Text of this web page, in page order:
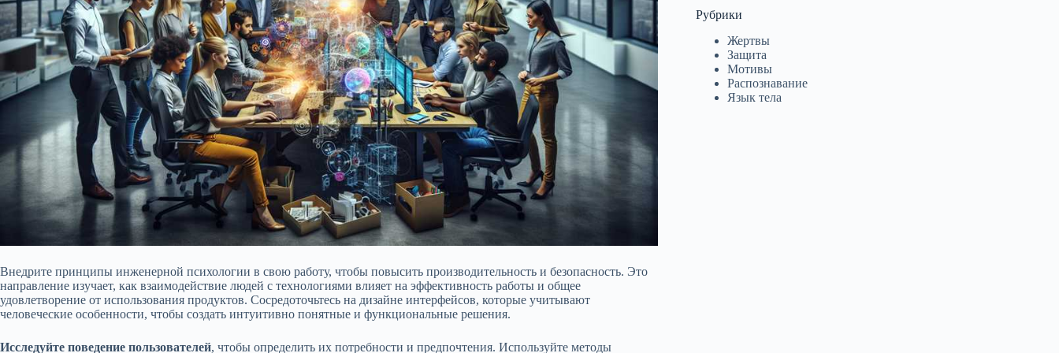
Внедрите принципы инженерной психологии в свою работу, чтобы повысить производительность и безопасность. Это
направление изучает, как взаимодействие людей с технологиями влияет на эффективность работы и общее
удовлетворение от использования продуктов. Сосредоточьтесь на дизайне интерфейсов, которые учитывают
человеческие особенности, чтобы создать интуитивно понятные и функциональные решения.
Исследуйте поведение пользователей, чтобы определить их потребности и предпочтения. Используйте методы
Рубрики
Жертвы
Защита
Мотивы
Распознавание
Язык тела